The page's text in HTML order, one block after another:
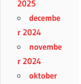
2025
decembe
r 2024
novembe
r 2024
oktober